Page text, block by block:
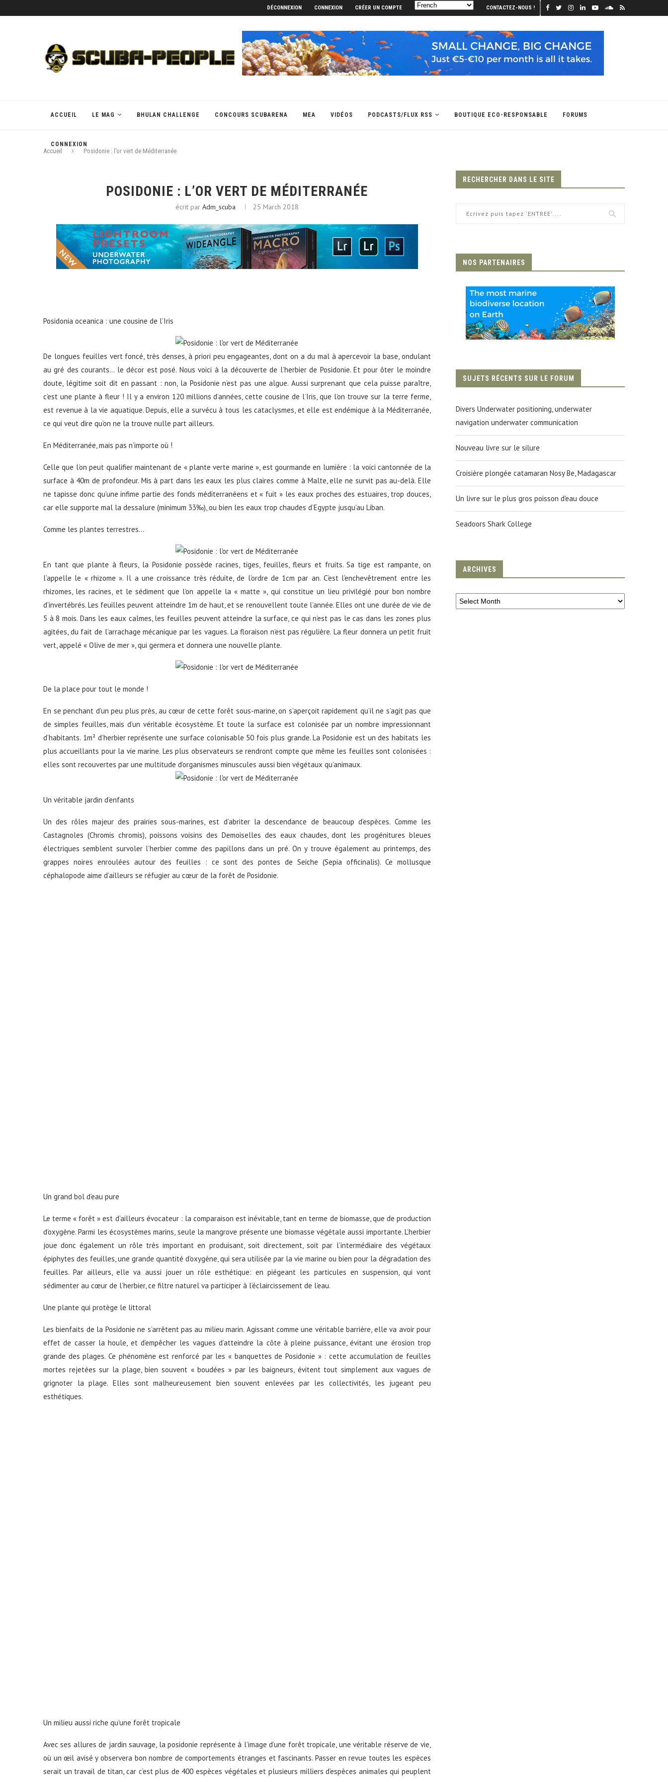
DÉCONNEXION CONNEXION CRÉER UN COMPTE CONTACTEZ-NOUS !
ACCUEIL LE MAG BHULAN CHALLENGE CONCOURS SCUBARENA MEA VIDÉOS PODCASTS/FLUX RSS BOUTIQUE ECO-RESPONSABLE FORUMS
CONNEXION
Accueil Posidonie : l’or vert de Méditerranée
POSIDONIE : L’OR VERT DE MÉDITERRANÉE
écrit par Adm_scuba 25 March 2018
Posidonia oceanica : une cousine de l’Iris
De longues feuilles vert foncé, très denses, à priori peu engageantes, dont on a du mal à apercevoir la base, ondulant
au gré des courants… le décor est posé. Nous voici à la découverte de l’herbier de Posidonie. Et pour ôter le moindre
doute, légitime soit dit en passant : non, la Posidonie n’est pas une algue. Aussi surprenant que cela puisse paraître,
c’est une plante à fleur ! Il y a environ 120 millions d’années, cette cousine de l’Iris, que l’on trouve sur la terre ferme,
est revenue à la vie aquatique. Depuis, elle a survécu à tous les cataclysmes, et elle est endémique à la Méditerranée,
ce qui veut dire qu’on ne la trouve nulle part ailleurs.
En Méditerranée, mais pas n’importe où !
Celle que l’on peut qualifier maintenant de « plante verte marine », est gourmande en lumière : la voici cantonnée de la
surface à 40m de profondeur. Mis à part dans les eaux les plus claires comme à Malte, elle ne survit pas au-delà. Elle
ne tapisse donc qu’une infime partie des fonds méditerranéens et « fuit » les eaux proches des estuaires, trop douces,
car elle supporte mal la dessalure (minimum 33‰), ou bien les eaux trop chaudes d’Egypte jusqu’au Liban.
Comme les plantes terrestres…
En tant que plante à fleurs, la Posidonie possède racines, tiges, feuilles, fleurs et fruits. Sa tige est rampante, on
l’appelle le « rhizome ». Il a une croissance très réduite, de l’ordre de 1cm par an. C’est l’enchevêtrement entre les
rhizomes, les racines, et le sédiment que l’on appelle la « matte », qui constitue un lieu privilégié pour bon nombre
d’invertébrés. Les feuilles peuvent atteindre 1m de haut, et se renouvellent toute l’année. Elles ont une durée de vie de
5 à 8 mois. Dans les eaux calmes, les feuilles peuvent atteindre la surface, ce qui n’est pas le cas dans les zones plus
agitées, du fait de l’arrachage mécanique par les vagues. La floraison n’est pas régulière. La fleur donnera un petit fruit
vert, appelé « Olive de mer », qui germera et donnera une nouvelle plante.
De la place pour tout le monde !
En se penchant d’un peu plus près, au cœur de cette forêt sous-marine, on s’aperçoit rapidement qu’il ne s’agit pas que
de simples feuilles, mais d’un véritable écosystème. Et toute la surface est colonisée par un nombre impressionnant
d’habitants. 1m² d’herbier représente une surface colonisable 50 fois plus grande. La Posidonie est un des habitats les
plus accueillants pour la vie marine. Les plus observateurs se rendront compte que même les feuilles sont colonisées :
elles sont recouvertes par une multitude d’organismes minuscules aussi bien végétaux qu’animaux.
Un véritable jardin d’enfants
Un des rôles majeur des prairies sous-marines, est d’abriter la descendance de beaucoup d’espèces. Comme les
Castagnoles (Chromis chromis), poissons voisins des Demoiselles des eaux chaudes, dont les progénitures bleues
électriques semblent survoler l’herbier comme des papillons dans un pré. On y trouve également au printemps, des
grappes noires enroulées autour des feuilles : ce sont des pontes de Seiche (Sepia officinalis). Ce mollusque
céphalopode aime d’ailleurs se réfugier au cœur de la forêt de Posidonie.
Un grand bol d’eau pure
Le terme « forêt » est d’ailleurs évocateur : la comparaison est inévitable, tant en terme de biomasse, que de production
d’oxygène. Parmi les écosystèmes marins, seule la mangrove présente une biomasse végétale aussi importante. L’herbier
joue donc également un rôle très important en produisant, soit directement, soit par l’intermédiaire des végétaux
épiphytes des feuilles, une grande quantité d’oxygène, qui sera utilisée par la vie marine ou bien pour la dégradation des
feuilles. Par ailleurs, elle va aussi jouer un rôle esthétique: en piégeant les particules en suspension, qui vont
sédimenter au cœur de l’herbier, ce filtre naturel va participer à l’éclaircissement de l’eau.
Une plante qui protège le littoral
Les bienfaits de la Posidonie ne s’arrêtent pas au milieu marin. Agissant comme une véritable barrière, elle va avoir pour
effet de casser la houle, et d’empêcher les vagues d’atteindre la côte à pleine puissance, évitant une érosion trop
grande des plages. Ce phénomène est renforcé par les « banquettes de Posidonie » : cette accumulation de feuilles
mortes rejetées sur la plage, bien souvent « boudées » par les baigneurs, évitent tout simplement aux vagues de
grignoter la plage. Elles sont malheureusement bien souvent enlevées par les collectivités, les jugeant peu
esthétiques.
Un milieu aussi riche qu’une forêt tropicale
Avec ses allures de jardin sauvage, la posidonie représente à l’image d’une forêt tropicale, une véritable réserve de vie,
où un œil avisé y observera bon nombre de comportements étranges et fascinants. Passer en revue toutes les espèces
serait un travail de titan, car c’est plus de 400 espèces végétales et plusieurs milliers d’espèces animales qui peuplent
RECHERCHER DANS LE SITE
NOS PARTENAIRES
SUJETS RÉCENTS SUR LE FORUM
Divers Underwater positioning, underwater
navigation underwater communication
Nouveau livre sur le silure
Croisière plongée catamaran Nosy Be, Madagascar
Un livre sur le plus gros poisson d'eau douce
Seadoors Shark College
ARCHIVES